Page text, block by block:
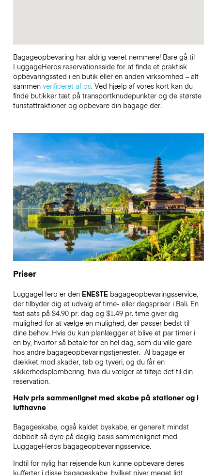
Bagageopbevaring har aldrig været nemmere! Bare gå til
LuggageHeros reservationsside for at finde et praktisk
opbevaringssted i en butik eller en anden virksomhed – alt
sammen verificeret af os. Ved hjælp af vores kort kan du
finde butikker tæt på transportknudepunkter og de største
turistattraktioner og opbevare din bagage der.
Priser
LuggageHero er den ENESTEbagageopbevaringsservice,
der tilbyder dig et udvalg af time- eller dagspriser i Bali. En
fast sats på $4.90 pr. dag og $1.49 pr. time giver dig
mulighed for at vælge en mulighed, der passer bedst til
dine behov. Hvis du kun planlægger at blive et par timer i
en by, hvorfor så betale for en hel dag, som du ville gøre
hos andre bagageopbevaringstjenester. Al bagage er
dækket mod skader, tab og tyveri, og du får en
sikkerhedsplombering, hvis du vælger at tilføje det til din
reservation.
Halv pris sammenlignet med skabe på stationer og i
lufthavne
Bagageskabe, også kaldet byskabe, er generelt mindst
dobbelt så dyre på daglig basis sammenlignet med
LuggageHeros bagageopbevaringsservice.
Indtil for nylig har rejsende kun kunne opbevare deres
kufferter i disse bagageskabe, hvilket giver meget lidt